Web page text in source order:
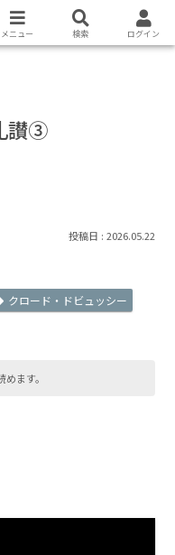
讃③
2026.05.22
クロード・ドビュッシー
めます。
メニュー 検索 ログイン